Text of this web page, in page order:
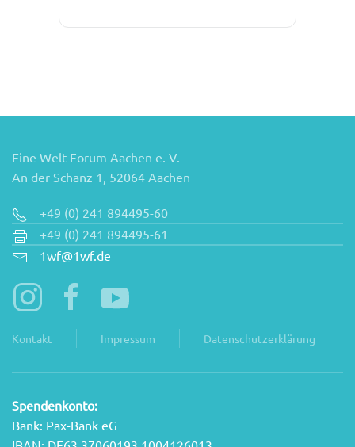
Eine Welt Forum Aachen e. V.
An der Schanz 1, 52064 Aachen
+49 (0) 241 894495-60
+49 (0) 241 894495-61
1wf@1wf.de
Kontakt Impressum Datenschutzerklärung
Spendenkonto:
Bank: Pax-Bank eG